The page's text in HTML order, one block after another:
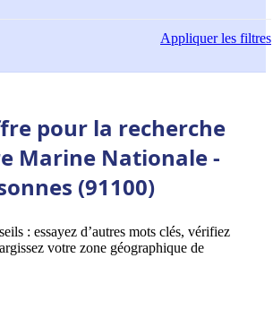
Appliquerles filtres
pour la recherche
Marine Nationale -
(91100)
: essayez d’autres mots clés, vérifiez
votre zone géographique de